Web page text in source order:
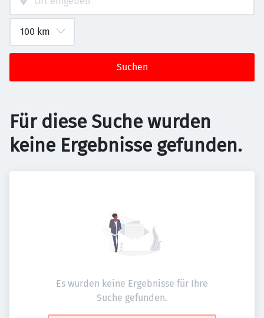
Suchen
Für diese Suche wurden
keine Ergebnisse gefunden.
Es wurden keine Ergebnisse für Ihre
Suche gefunden.